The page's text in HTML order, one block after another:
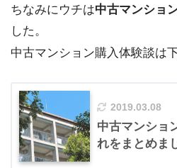
ちなみにウチは中古マンショ
した。
中古マンション購入体験談は
2019.03.08
中古マンショ
れをまとめま